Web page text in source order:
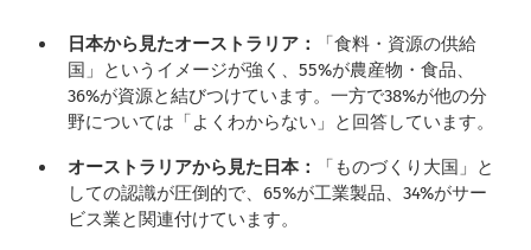
日本から見たオーストラリア：
「食料・資源の供給
国」というイメージが強く、55%が農産物・食品、
36%が資源と結びつけています。一方で38%が他の分
野については「よくわからない」と回答しています。
オーストラリアから見た日本：
「ものづくり大国」と
しての認識が圧倒的で、65%が工業製品、34%がサー
ビス業と関連付けています。